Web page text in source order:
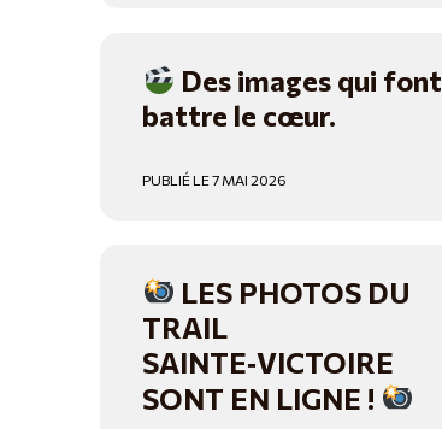
Des images qui font
battre le cœur.
PUBLIÉ LE 7 MAI 2026
LES PHOTOS DU
TRAIL
SAINTE‑VICTOIRE
SONT EN LIGNE !